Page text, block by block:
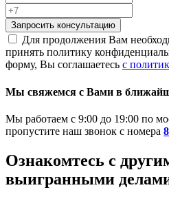
Запросить консультацию
Для продолжения Вам
принять политику
форму, Вы соглашаетесь с
Мы свяжемся с Вами в
Мы работаем с 9:00 до 19:00 по
пропустите наш звонок с номера
Ознакомтесь c
выигранными